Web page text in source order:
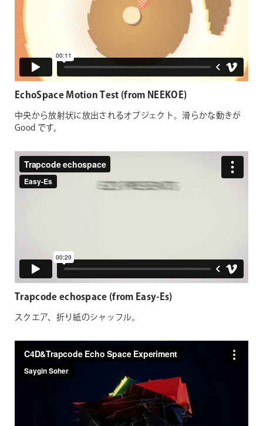
EchoSpace Motion Test (from NEEKOE)
中央から放射状に放出されるオブジェクト。滑らかな動きが
Good です。
Trapcode echospace (from Easy-Es)
スクエア、折り紙のシャッフル。